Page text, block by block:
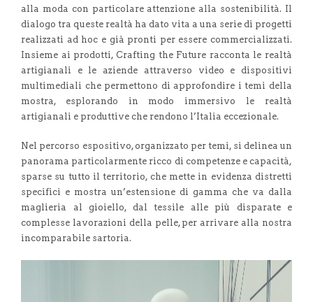
alla moda con particolare attenzione alla sostenibilità. Il
dialogo tra queste realtà ha dato vita a una serie di progetti
realizzati ad hoc e già pronti per essere commercializzati.
Insieme ai prodotti, Crafting the Future racconta le realtà
artigianali e le aziende attraverso video e dispositivi
multimediali che permettono di approfondire i temi della
mostra, esplorando in modo immersivo le realtà
artigianali e produttive che rendono l’Italia eccezionale.
Nel percorso espositivo, organizzato per temi, si delinea un
panorama particolarmente ricco di competenze e capacità,
sparse su tutto il territorio, che mette in evidenza distretti
specifici e mostra un’estensione di gamma che va dalla
maglieria al gioiello, dal tessile alle più disparate e
complesse lavorazioni della pelle, per arrivare alla nostra
incomparabile sartoria.